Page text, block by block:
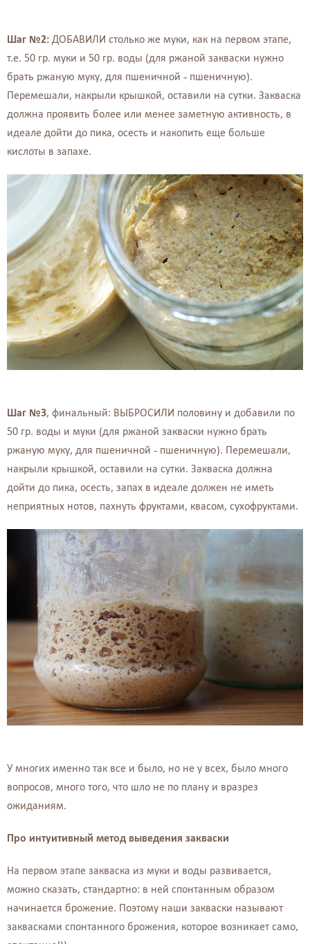
Шаг №2: ДОБАВИЛИ столько же муки, как на первом этапе,
т.е. 50 гр. муки и 50 гр. воды (для ржаной закваски нужно
брать ржаную муку, для пшеничной - пшеничную).
Перемешали, накрыли крышкой, оставили на сутки. Закваска
должна проявить более или менее заметную активность, в
идеале дойти до пика, осесть и накопить еще больше
кислоты в запахе.
Шаг №3, финальный: ВЫБРОСИЛИ половину и добавили по
50 гр. воды и муки (для ржаной закваски нужно брать
ржаную муку, для пшеничной - пшеничную). Перемешали,
накрыли крышкой, оставили на сутки. Закваска должна
дойти до пика, осесть, запах в идеале должен не иметь
неприятных нотов, пахнуть фруктами, квасом, сухофруктами.
У многих именно так все и было, но не у всех, было много
вопросов, много того, что шло не по плану и вразрез
ожиданиям.
Про интуитивный метод выведения закваски
На первом этапе закваска из муки и воды развивается,
можно сказать, стандартно: в ней спонтанным образом
начинается брожение. Поэтому наши закваски называют
заквасками спонтанного брожения, которое возникает само,